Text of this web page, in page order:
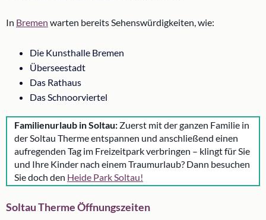
In Bremen warten bereits Sehenswürdigkeiten, wie:
Die Kunsthalle Bremen
Überseestadt
Das Rathaus
Das Schnoorviertel
Familienurlaub in Soltau: Zuerst mit der ganzen Familie in
der Soltau Therme entspannen und anschließend einen
aufregenden Tag im Freizeitpark verbringen – klingt für Sie
und Ihre Kinder nach einem Traumurlaub? Dann besuchen
Sie doch den Heide Park Soltau!
Soltau Therme Öffnungszeiten